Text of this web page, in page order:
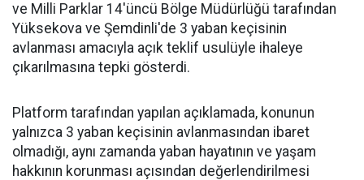
ve Milli Parklar 14'üncü Bölge Müdürlüğü tarafından
Yüksekova ve Şemdinli'de 3 yaban keçisinin
avlanması amacıyla açık teklif usulüyle ihaleye
çıkarılmasına tepki gösterdi.
Platform tarafından yapılan açıklamada, konunun
yalnızca 3 yaban keçisinin avlanmasından ibaret
olmadığı, aynı zamanda yaban hayatının ve yaşam
hakkının korunması açısından değerlendirilmesi